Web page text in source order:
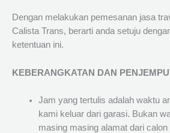
Dengan melakukan pemesanan jasa
Calista Trans, berarti anda setuju
ketentuan ini.
KEBERANGKATAN DAN
Jam yang tertulis adalah waktu
kami keluar dari garasi. Bukan
masing masing alamat dari calon